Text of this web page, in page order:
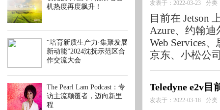
机热度再度飙升！
“培育新质生产力·集聚发展
新动能”2024沈抚示范区合
作交流大会
The Pearl Lam Podcast：专
访主流颠覆者，迈向新里
程
发表于：2022-03-23 分类
目前在 Jetson
Azure、约翰迪
Web Services
京东、小松公
Teledyne e2v
发表于：2022-03-18 分类